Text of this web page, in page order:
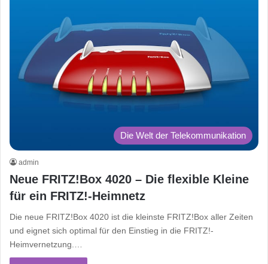
Die Welt der Telekommunikation
admin
Neue FRITZ!Box 4020 – Die flexible Kleine
für ein FRITZ!-Heimnetz
Die neue FRITZ!Box 4020 ist die kleinste FRITZ!Box aller Zeiten
und eignet sich optimal für den Einstieg in die FRITZ!-
Heimvernetzung.…